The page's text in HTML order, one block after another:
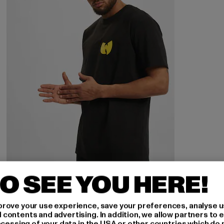
MISTER TEE UPSCALE
Wu Tang Loves NY Oversize
26,09 EUR
Derzeitiger Preis: 26,09 EUR
29,99 EURAktionspreis: 29,99 EUR
SEE YOU HERE!
your use experience, save your preferences, analyse
and advertising. In addition, we allow partners to